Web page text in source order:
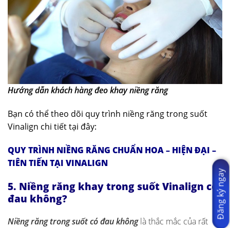
Hướng dẫn khách hàng đeo khayniềng răng
Bạn có thể theo dõi quy trình niềng răng trong suốt
Vinalign chi tiết tại đây:
QUY TRÌNH NIỀNG RĂNG CHUẨN HOA – HIỆN ĐẠI –
TIÊN TIẾN TẠI VINALIGN
5. Niềng răng khay trong suốt Vinalign có
đau không?
Niềng răng trong suốt có đau khônglà thắc mắc của rất
Đăng ký ngay